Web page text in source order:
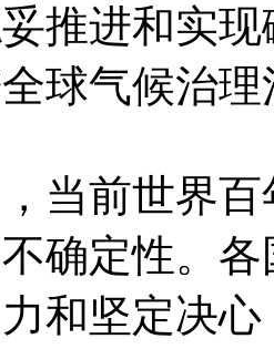
推进和实
球气候治
当前世界
确定性。
和坚定决